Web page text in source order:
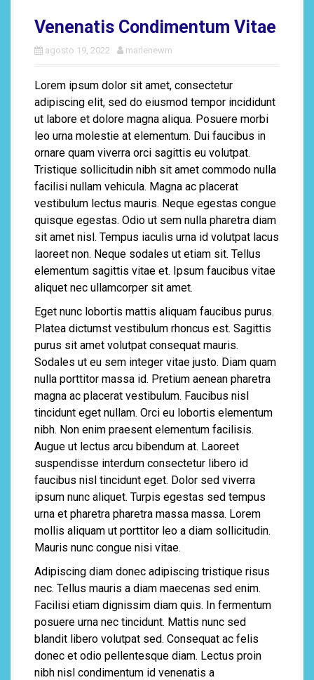
Venenatis Condimentum Vitae
agosto 19, 2022 marlenewm
Lorem ipsum dolor sit amet, consectetur
adipiscing elit, sed do eiusmod tempor incididunt
ut labore et dolore magna aliqua. Posuere morbi
leo urna molestie at elementum. Dui faucibus in
ornare quam viverra orci sagittis eu volutpat.
Tristique sollicitudin nibh sit amet commodo nulla
facilisi nullam vehicula. Magna ac placerat
vestibulum lectus mauris. Neque egestas congue
quisque egestas. Odio ut sem nulla pharetra diam
sit amet nisl. Tempus iaculis urna id volutpat lacus
laoreet non. Neque sodales ut etiam sit. Tellus
elementum sagittis vitae et. Ipsum faucibus vitae
aliquet nec ullamcorper sit amet.
Eget nunc lobortis mattis aliquam faucibus purus.
Platea dictumst vestibulum rhoncus est. Sagittis
purus sit amet volutpat consequat mauris.
Sodales ut eu sem integer vitae justo. Diam quam
nulla porttitor massa id. Pretium aenean pharetra
magna ac placerat vestibulum. Faucibus nisl
tincidunt eget nullam. Orci eu lobortis elementum
nibh. Non enim praesent elementum facilisis.
Augue ut lectus arcu bibendum at. Laoreet
suspendisse interdum consectetur libero id
faucibus nisl tincidunt eget. Dolor sed viverra
ipsum nunc aliquet. Turpis egestas sed tempus
urna et pharetra pharetra massa massa. Lorem
mollis aliquam ut porttitor leo a diam sollicitudin.
Mauris nunc congue nisi vitae.
Adipiscing diam donec adipiscing tristique risus
nec. Tellus mauris a diam maecenas sed enim.
Facilisi etiam dignissim diam quis. In fermentum
posuere urna nec tincidunt. Mattis nunc sed
blandit libero volutpat sed. Consequat ac felis
donec et odio pellentesque diam. Lectus proin
nibh nisl condimentum id venenatis a